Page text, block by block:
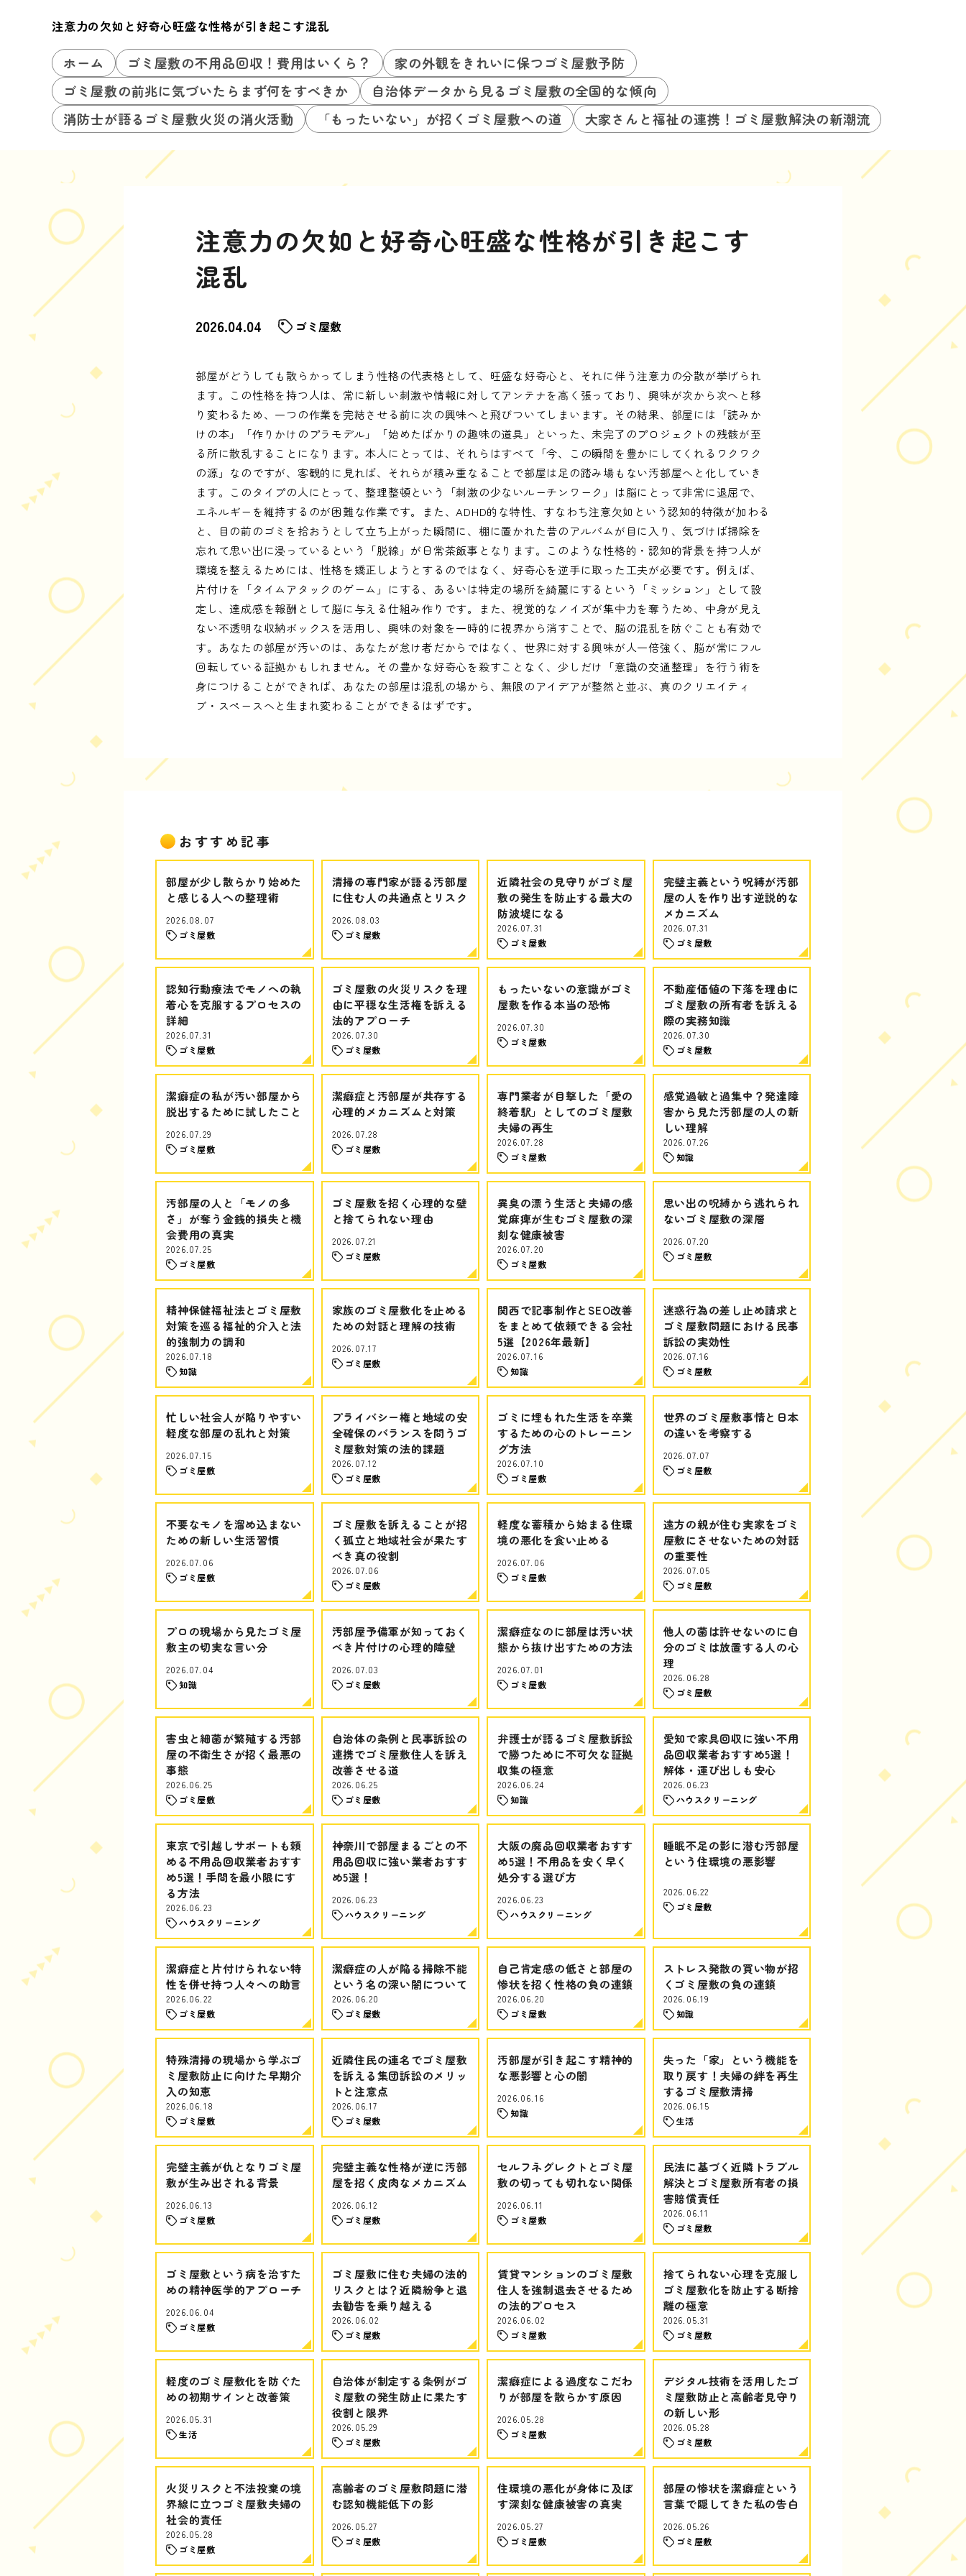
注意力の欠如と好奇心旺盛な性格が引き起こす混乱
ホーム ゴミ屋敷の不用品回収！費用はいくら？
家の外観をきれいに保つゴミ屋敷予防
ゴミ屋敷の前兆に気づいたらまず何をすべきか
自治体データから見るゴミ屋敷の全国的な傾向
消防士が語るゴミ屋敷火災の消火活動
「もったいない」が招くゴミ屋敷への道 大家さんと福祉の連携！ゴミ屋敷解決の新潮流
注意力の欠如と好奇心旺盛な性格が引き起こす
混乱
2026.04.04 ゴミ屋敷
部屋がどうしても散らかってしまう性格の代表格として、旺盛な好奇心と、それに伴う注意力の分散が挙げられ
ます。この性格を持つ人は、常に新しい刺激や情報に対してアンテナを高く張っており、興味が次から次へと移
り変わるため、一つの作業を完結させる前に次の興味へと飛びついてしまいます。その結果、部屋には「読みか
けの本」「作りかけのプラモデル」「始めたばかりの趣味の道具」といった、未完了のプロジェクトの残骸が至
る所に散乱することになります。本人にとっては、それらはすべて「今、この瞬間を豊かにしてくれるワクワク
の源」なのですが、客観的に見れば、それらが積み重なることで部屋は足の踏み場もない汚部屋へと化していき
ます。このタイプの人にとって、整理整頓という「刺激の少ないルーチンワーク」は脳にとって非常に退屈で、
エネルギーを維持するのが困難な作業です。また、ADHD的な特性、すなわち注意欠如という認知的特徴が加わる
と、目の前のゴミを拾おうとして立ち上がった瞬間に、棚に置かれた昔のアルバムが目に入り、気づけば掃除を
忘れて思い出に浸っているという「脱線」が日常茶飯事となります。このような性格的・認知的背景を持つ人が
環境を整えるためには、性格を矯正しようとするのではなく、好奇心を逆手に取った工夫が必要です。例えば、
片付けを「タイムアタックのゲーム」にする、あるいは特定の場所を綺麗にするという「ミッション」として設
定し、達成感を報酬として脳に与える仕組み作りです。また、視覚的なノイズが集中力を奪うため、中身が見え
ない不透明な収納ボックスを活用し、興味の対象を一時的に視界から消すことで、脳の混乱を防ぐことも有効で
す。あなたの部屋が汚いのは、あなたが怠け者だからではなく、世界に対する興味が人一倍強く、脳が常にフル
回転している証拠かもしれません。その豊かな好奇心を殺すことなく、少しだけ「意識の交通整理」を行う術を
身につけることができれば、あなたの部屋は混乱の場から、無限のアイデアが整然と並ぶ、真のクリエイティ
ブ・スペースへと生まれ変わることができるはずです。
おすすめ記事
部屋が少し散らかり始めた
と感じる人への整理術
2026.08.07
ゴミ屋敷
清掃の専門家が語る汚部屋
に住む人の共通点とリスク
2026.08.03
ゴミ屋敷
近隣社会の見守りがゴミ屋
敷の発生を防止する最大の
防波堤になる
2026.07.31
ゴミ屋敷
完璧主義という呪縛が汚部
屋の人を作り出す逆説的な
メカニズム
2026.07.31
ゴミ屋敷
認知行動療法でモノへの執
着心を克服するプロセスの
詳細
2026.07.31
ゴミ屋敷
ゴミ屋敷の火災リスクを理
由に平穏な生活権を訴える
法的アプローチ
2026.07.30
ゴミ屋敷
もったいないの意識がゴミ
屋敷を作る本当の恐怖
2026.07.30
ゴミ屋敷
不動産価値の下落を理由に
ゴミ屋敷の所有者を訴える
際の実務知識
2026.07.30
ゴミ屋敷
潔癖症の私が汚い部屋から
脱出するために試したこと
2026.07.29
ゴミ屋敷
潔癖症と汚部屋が共存する
心理的メカニズムと対策
2026.07.28
ゴミ屋敷
専門業者が目撃した「愛の
終着駅」としてのゴミ屋敷
夫婦の再生
2026.07.28
ゴミ屋敷
感覚過敏と過集中？発達障
害から見た汚部屋の人の新
しい理解
2026.07.26
知識
汚部屋の人と「モノの多
さ」が奪う金銭的損失と機
会費用の真実
2026.07.25
ゴミ屋敷
ゴミ屋敷を招く心理的な壁
と捨てられない理由
2026.07.21
ゴミ屋敷
異臭の漂う生活と夫婦の感
覚麻痺が生むゴミ屋敷の深
刻な健康被害
2026.07.20
ゴミ屋敷
思い出の呪縛から逃れられ
ないゴミ屋敷の深層
2026.07.20
ゴミ屋敷
精神保健福祉法とゴミ屋敷
対策を巡る福祉的介入と法
的強制力の調和
2026.07.18
知識
家族のゴミ屋敷化を止める
ための対話と理解の技術
2026.07.17
ゴミ屋敷
関西で記事制作とSEO改善
をまとめて依頼できる会社
5選【2026年最新】
2026.07.16
知識
迷惑行為の差し止め請求と
ゴミ屋敷問題における民事
訴訟の実効性
2026.07.16
ゴミ屋敷
忙しい社会人が陥りやすい
軽度な部屋の乱れと対策
2026.07.15
ゴミ屋敷
プライバシー権と地域の安
全確保のバランスを問うゴ
ミ屋敷対策の法的課題
2026.07.12
ゴミ屋敷
ゴミに埋もれた生活を卒業
するための心のトレーニン
グ方法
2026.07.10
ゴミ屋敷
世界のゴミ屋敷事情と日本
の違いを考察する
2026.07.07
ゴミ屋敷
不要なモノを溜め込まない
ための新しい生活習慣
2026.07.06
ゴミ屋敷
ゴミ屋敷を訴えることが招
く孤立と地域社会が果たす
べき真の役割
2026.07.06
ゴミ屋敷
軽度な蓄積から始まる住環
境の悪化を食い止める
2026.07.06
ゴミ屋敷
遠方の親が住む実家をゴミ
屋敷にさせないための対話
の重要性
2026.07.05
ゴミ屋敷
プロの現場から見たゴミ屋
敷主の切実な言い分
2026.07.04
知識
汚部屋予備軍が知っておく
べき片付けの心理的障壁
2026.07.03
ゴミ屋敷
潔癖症なのに部屋は汚い状
態から抜け出すための方法
2026.07.01
ゴミ屋敷
他人の菌は許せないのに自
分のゴミは放置する人の心
理
2026.06.28
ゴミ屋敷
害虫と細菌が繁殖する汚部
屋の不衛生さが招く最悪の
事態
2026.06.25
ゴミ屋敷
自治体の条例と民事訴訟の
連携でゴミ屋敷住人を訴え
改善させる道
2026.06.25
ゴミ屋敷
弁護士が語るゴミ屋敷訴訟
で勝つために不可欠な証拠
収集の極意
2026.06.24
知識
愛知で家具回収に強い不用
品回収業者おすすめ5選！
解体・運び出しも安心
2026.06.23
ハウスクリーニング
東京で引越しサポートも頼
める不用品回収業者おすす
め5選！手間を最小限にす
る方法
2026.06.23
ハウスクリーニング
神奈川で部屋まるごとの不
用品回収に強い業者おすす
め5選！
2026.06.23
ハウスクリーニング
大阪の廃品回収業者おすす
め5選！不用品を安く早く
処分する選び方
2026.06.23
ハウスクリーニング
睡眠不足の影に潜む汚部屋
という住環境の悪影響
2026.06.22
ゴミ屋敷
潔癖症と片付けられない特
性を併せ持つ人々への助言
2026.06.22
ゴミ屋敷
潔癖症の人が陥る掃除不能
という名の深い闇について
2026.06.20
ゴミ屋敷
自己肯定感の低さと部屋の
惨状を招く性格の負の連鎖
2026.06.20
ゴミ屋敷
ストレス発散の買い物が招
くゴミ屋敷の負の連鎖
2026.06.19
知識
特殊清掃の現場から学ぶゴ
ミ屋敷防止に向けた早期介
入の知恵
2026.06.18
ゴミ屋敷
近隣住民の連名でゴミ屋敷
を訴える集団訴訟のメリッ
トと注意点
2026.06.17
ゴミ屋敷
汚部屋が引き起こす精神的
な悪影響と心の闇
2026.06.16
知識
失った「家」という機能を
取り戻す！夫婦の絆を再生
するゴミ屋敷清掃
2026.06.15
生活
完璧主義が仇となりゴミ屋
敷が生み出される背景
2026.06.13
ゴミ屋敷
完璧主義な性格が逆に汚部
屋を招く皮肉なメカニズム
2026.06.12
ゴミ屋敷
セルフネグレクトとゴミ屋
敷の切っても切れない関係
2026.06.11
ゴミ屋敷
民法に基づく近隣トラブル
解決とゴミ屋敷所有者の損
害賠償責任
2026.06.11
ゴミ屋敷
ゴミ屋敷という病を治すた
めの精神医学的アプローチ
2026.06.04
ゴミ屋敷
ゴミ屋敷に住む夫婦の法的
リスクとは？近隣紛争と退
去勧告を乗り越える
2026.06.02
ゴミ屋敷
賃貸マンションのゴミ屋敷
住人を強制退去させるため
の法的プロセス
2026.06.02
ゴミ屋敷
捨てられない心理を克服し
ゴミ屋敷化を防止する断捨
離の極意
2026.05.31
ゴミ屋敷
軽度のゴミ屋敷化を防ぐた
めの初期サインと改善策
2026.05.31
生活
自治体が制定する条例がゴ
ミ屋敷の発生防止に果たす
役割と限界
2026.05.29
ゴミ屋敷
潔癖症による過度なこだわ
りが部屋を散らかす原因
2026.05.28
ゴミ屋敷
デジタル技術を活用したゴ
ミ屋敷防止と高齢者見守り
の新しい形
2026.05.28
ゴミ屋敷
火災リスクと不法投棄の境
界線に立つゴミ屋敷夫婦の
社会的責任
2026.05.28
ゴミ屋敷
高齢者のゴミ屋敷問題に潜
む認知機能低下の影
2026.05.27
ゴミ屋敷
住環境の悪化が身体に及ぼ
す深刻な健康被害の真実
2026.05.27
ゴミ屋敷
部屋の惨状を潔癖症という
言葉で隠してきた私の告白
2026.05.26
ゴミ屋敷